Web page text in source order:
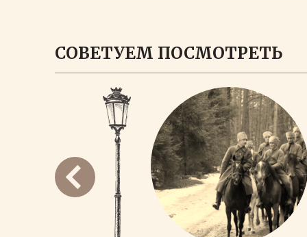
СОВЕТУЕМ ПОСМОТРЕТЬ